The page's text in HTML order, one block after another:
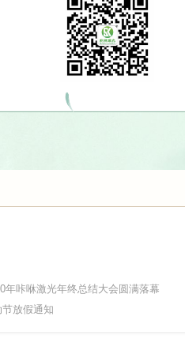
咔咻激光年终总结大会圆满落幕
放假通知